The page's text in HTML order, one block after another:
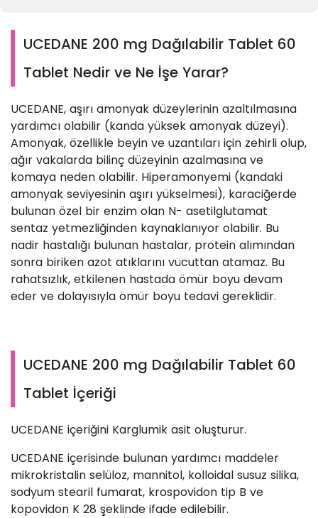
UCEDANE 200 mg Dağılabilir Tablet 60
Tablet Nedir ve Ne İşe Yarar?
UCEDANE, aşırı amonyak düzeylerinin azaltılmasına
yardımcı olabilir (kanda yüksek amonyak düzeyi).
Amonyak, özellikle beyin ve uzantıları için zehirli olup,
ağır vakalarda bilinç düzeyinin azalmasına ve
komaya neden olabilir. Hiperamonyemi (kandaki
amonyak seviyesinin aşırı yükselmesi), karaciğerde
bulunan özel bir enzim olan N- asetilglutamat
sentaz yetmezliğinden kaynaklanıyor olabilir. Bu
nadir hastalığı bulunan hastalar, protein alımından
sonra biriken azot atıklarını vücuttan atamaz. Bu
rahatsızlık, etkilenen hastada ömür boyu devam
eder ve dolayısıyla ömür boyu tedavi gereklidir.
UCEDANE 200 mg Dağılabilir Tablet 60
Tablet İçeriği
UCEDANE içeriğini Karglumik asit oluşturur.
UCEDANE içerisinde bulunan yardımcı maddeler
mikrokristalin selüloz, mannitol, kolloidal susuz silika,
sodyum stearil fumarat, krospovidon tip B ve
kopovidon K 28 şeklinde ifade edilebilir.